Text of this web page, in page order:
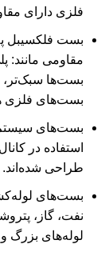
فلزی دارای
بست‌ فلکسیبل
بست‌ها سبک‌تر،
بست‌های فلزی
بست‌های
استفاده در
طراحی شده‌اند.
بست‌های
نفت، گاز،
لوله‌های بزرگ